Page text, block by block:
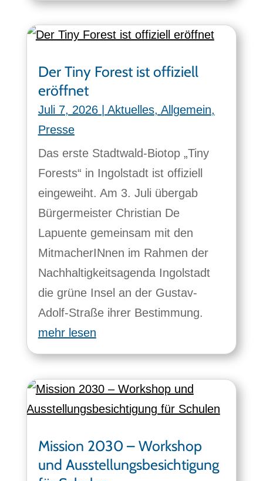
Der Tiny Forest ist offiziell
eröffnet
Juli 7, 2026| Aktuelles, Allgemein,
Presse
Das erste Stadtwald-Biotop „Tiny
Forests“ in Ingolstadt ist offiziell
eingeweiht. Am 3. Juli übergab
Bürgermeister Christian De
Lapuente gemeinsam mit den
MitmacherINnen im Rahmen der
Nachhaltigkeitsagenda Ingolstadt
die grüne Insel an der Gustav-
Adolf-Straße ihrer Bestimmung.
mehr lesen
Mission 2030 – Workshop
und Ausstellungsbesichtigung